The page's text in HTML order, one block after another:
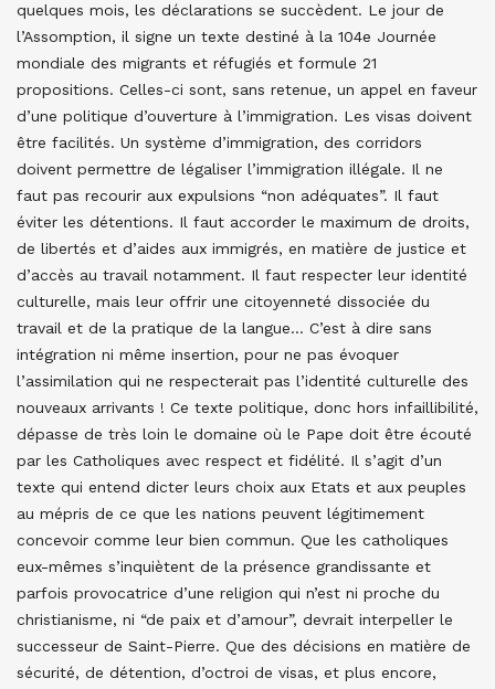
quelques mois, les déclarations se succèdent. Le jour de
l’Assomption, il signe un texte destiné à la 104e Journée
mondiale des migrants et réfugiés et formule 21
propositions. Celles-ci sont, sans retenue, un appel en faveur
d’une politique d’ouverture à l’immigration. Les visas doivent
être facilités. Un système d’immigration, des corridors
doivent permettre de légaliser l’immigration illégale. Il ne
faut pas recourir aux expulsions “non adéquates”. Il faut
éviter les détentions. Il faut accorder le maximum de droits,
de libertés et d’aides aux immigrés, en matière de justice et
d’accès au travail notamment. Il faut respecter leur identité
culturelle, mais leur offrir une citoyenneté dissociée du
travail et de la pratique de la langue… C’est à dire sans
intégration ni même insertion, pour ne pas évoquer
l’assimilation qui ne respecterait pas l’identité culturelle des
nouveaux arrivants ! Ce texte politique, donc hors infaillibilité,
dépasse de très loin le domaine où le Pape doit être écouté
par les Catholiques avec respect et fidélité. Il s’agit d’un
texte qui entend dicter leurs choix aux Etats et aux peuples
au mépris de ce que les nations peuvent légitimement
concevoir comme leur bien commun. Que les catholiques
eux-mêmes s’inquiètent de la présence grandissante et
parfois provocatrice d’une religion qui n’est ni proche du
christianisme, ni “de paix et d’amour”, devrait interpeller le
successeur de Saint-Pierre. Que des décisions en matière de
sécurité, de détention, d’octroi de visas, et plus encore,